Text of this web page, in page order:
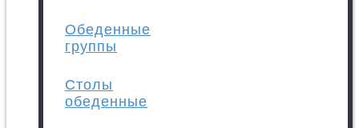
Обеденные
группы
Столы
обеденные